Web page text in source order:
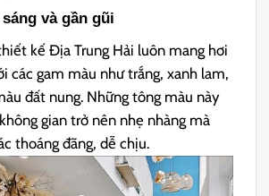
và gần gũi
kế Địa Trung Hải luôn mang hơi
các gam màu như trắng, xanh lam,
đất nung. Những tông màu này
gian trở nên nhẹ nhàng mà
thoáng đãng, dễ chịu.